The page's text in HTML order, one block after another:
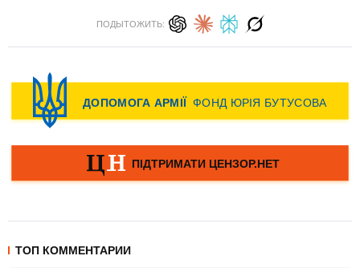
ПОДЫТОЖИТЬ:
ТОП КОММЕНТАРИИ